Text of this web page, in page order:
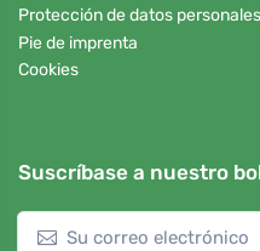
Protección de datos personales
Pie de imprenta
Cookies
Suscríbase a nuestro